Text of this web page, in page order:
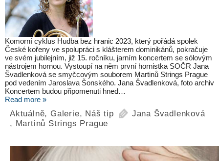
Komorní cyklus Hudba bez hranic 2023, který pořádá spolek
České kořeny ve spolupráci s klášterem dominikánů, pokračuje
ve svém jubilejním, již 15. ročníku, jarním koncertem se sólovým
nástrojem hornou. Vystoupí na něm první hornistka SOČR Jana
Švadlenková se smyčcovým souborem Martinů Strings Prague
pod vedením Jaroslava Šonského. Jana Švadlenková, foto archiv
Koncertem budou připomenuti hned…
Read more »
Aktuálně, Galerie, Náš tip
Jana Švadlenková
, Martinů Strings Prague